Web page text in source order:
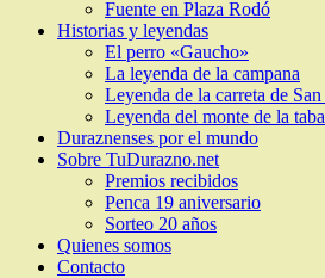
Fuente en Plaza Rodó
Historias y leyendas
El perro «Gaucho»
La leyenda de la campana
Leyenda de la carreta de
Leyenda del monte de la taba
Duraznenses por el mundo
Sobre TuDurazno.net
Premios recibidos
Penca 19 aniversario
Sorteo 20 años
Quienes somos
Contacto